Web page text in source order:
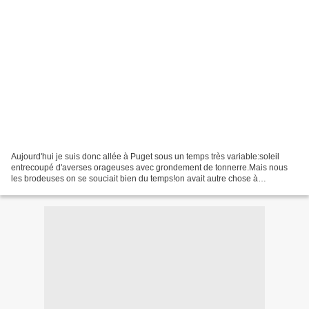
Aujourd'hui je suis donc allée à Puget sous un temps très variable:soleil
entrecoupé d'averses orageuses avec grondement de tonnerre.Mais nous
les brodeuses on se souciait bien du temps!on avait autre chose à